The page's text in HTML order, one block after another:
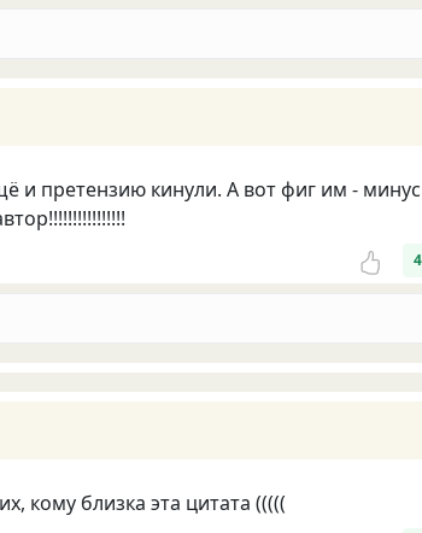
и претензию кинули. А вот фиг им - минус
4
кому близка эта цитата (((((